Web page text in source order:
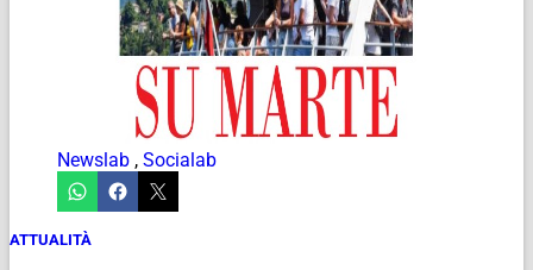
Newslab , Socialab
ATTUALITÀ